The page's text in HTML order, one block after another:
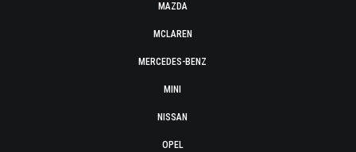
MAZDA
MCLAREN
MERCEDES-BENZ
MINI
NISSAN
OPEL